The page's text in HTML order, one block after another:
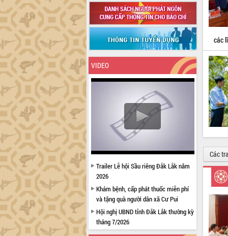
VIDEO
Trailer Lễ hội Sầu riêng Đắk Lắk năm
2026
Khám bệnh, cấp phát thuốc miễn phí
và tặng quà người dân xã Cư Pui
Hội nghị UBND tỉnh Đắk Lắk thường kỳ
tháng 7/2026
các
Các